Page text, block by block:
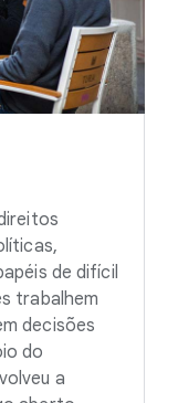
de difícil
trabalhem
decisões
do
a